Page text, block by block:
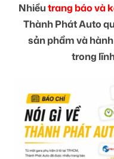
Nhiềutrang báo và
Thành Phát Auto
sản phẩm và
trong